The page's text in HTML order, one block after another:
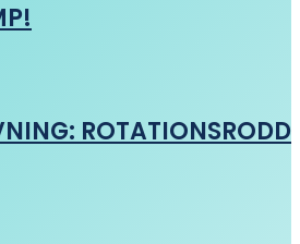
ROTATIONSRODD